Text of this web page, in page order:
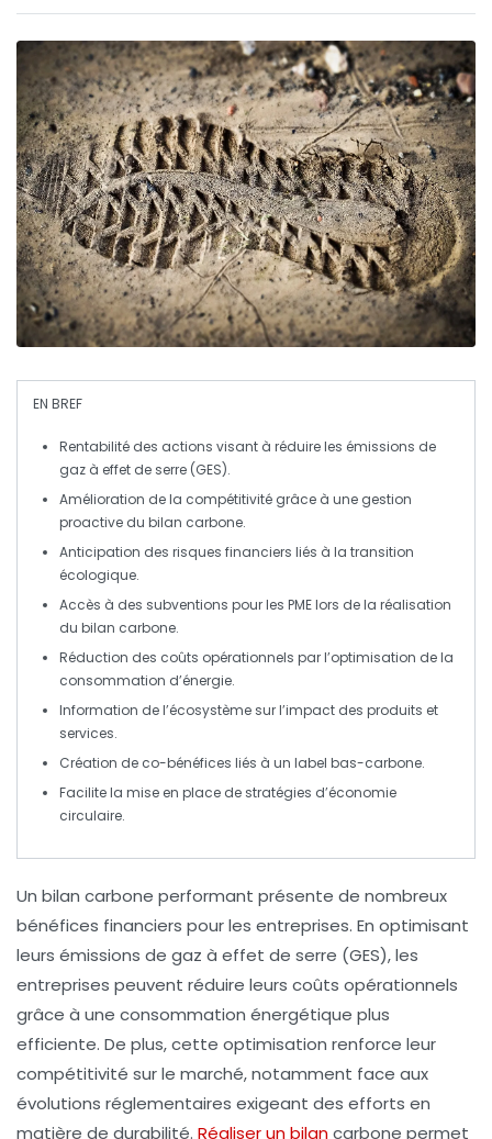
EN BREF
Rentabilité des actions visant à réduire les émissions de
gaz à effet de serre (GES).
Amélioration de la compétitivité grâce à une gestion
proactive du bilan carbone.
Anticipation des risques financiers liés à la transition
écologique.
Accès à des subventions pour les PME lors de la réalisation
du bilan carbone.
Réduction des coûts opérationnels par l’optimisation de la
consommation d’énergie.
Information de l’écosystème sur l’impact des produits et
services.
Création de co-bénéfices liés à un label bas-carbone.
Facilite la mise en place de stratégies d’économie
circulaire.
Un bilan carbone performant présente de nombreux
bénéfices financiers pour les entreprises. En optimisant
leurs émissions de gaz à effet de serre (GES), les
entreprises peuvent réduire leurs coûts opérationnels
grâce à une consommation énergétique plus
efficiente. De plus, cette optimisation renforce leur
compétitivité sur le marché, notamment face aux
évolutions réglementaires exigeant des efforts en
matière de durabilité. Réaliser un bilancarbone permet